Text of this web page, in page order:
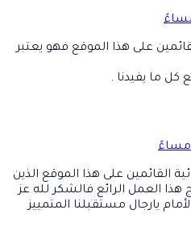
على هذا الموقع فهو يعتبر
كل ما يفيدنا .
القائمين على هذا الموقع الذين
العمل الرائع فالشكر لله عز
يارجال مستقبلنا المتمييز